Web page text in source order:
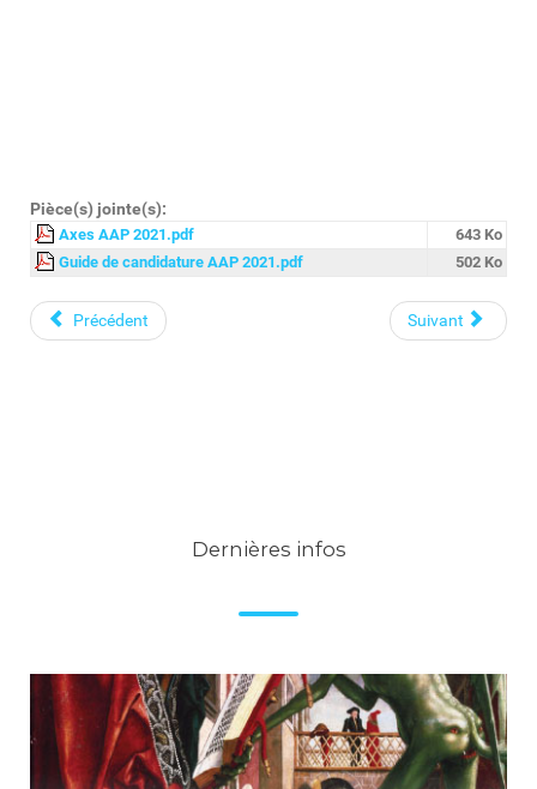
Pièce(s) jointe(s):
Axes AAP 2021.pdf
643 Ko
Guide de candidature AAP 2021.pdf
502 Ko
Précédent Suivant
Dernières infos